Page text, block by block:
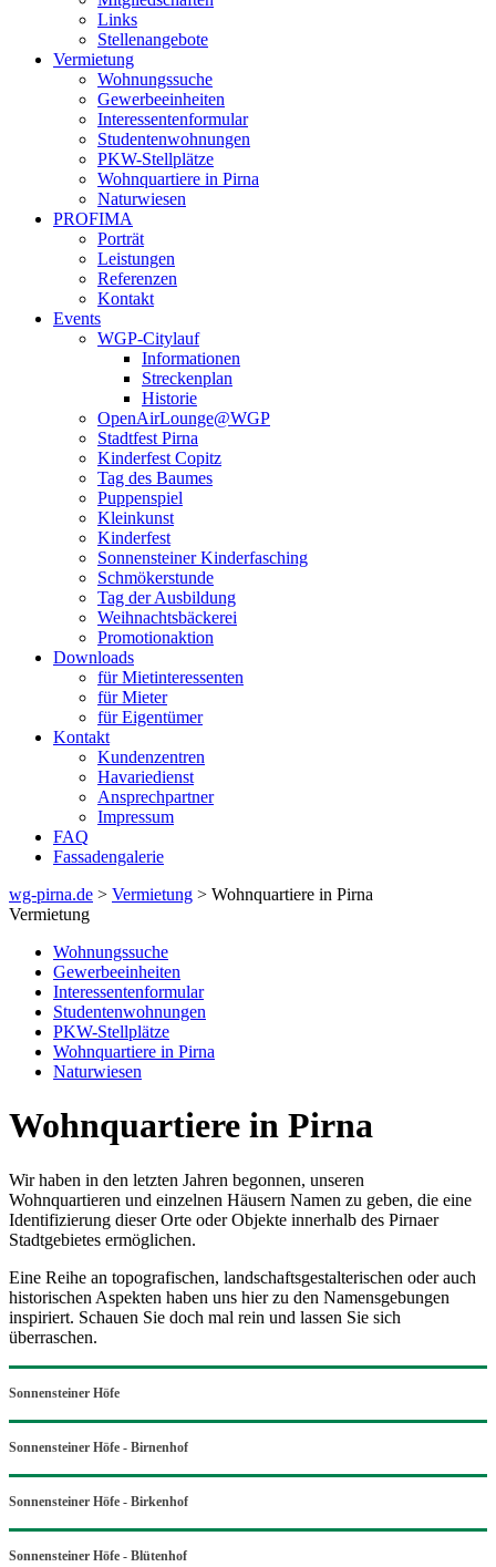
Links
Stellenangebote
Vermietung
Wohnungssuche
Gewerbeeinheiten
Interessentenformular
Studentenwohnungen
PKW-Stellplätze
Wohnquartiere in Pirna
Naturwiesen
PROFIMA
Porträt
Leistungen
Referenzen
Kontakt
Events
WGP-Citylauf
Informationen
Streckenplan
Historie
OpenAirLounge@WGP
Stadtfest Pirna
Kinderfest Copitz
Tag des Baumes
Puppenspiel
Kleinkunst
Kinderfest
Sonnensteiner Kinderfasching
Schmökerstunde
Tag der Ausbildung
Weihnachtsbäckerei
Promotionaktion
Downloads
für Mietinteressenten
für Mieter
für Eigentümer
Kontakt
Kundenzentren
Havariedienst
Ansprechpartner
Impressum
FAQ
Fassadengalerie
wg-pirna.de > Vermietung > Wohnquartiere in Pirna
Vermietung
Wohnungssuche
Gewerbeeinheiten
Interessentenformular
Studentenwohnungen
PKW-Stellplätze
Wohnquartiere in Pirna
Naturwiesen
Wohnquartiere in Pirna
Wir haben in den letzten Jahren begonnen, unseren
Wohnquartieren und einzelnen Häusern Namen zu geben, die eine
Identifizierung dieser Orte oder Objekte innerhalb des Pirnaer
Stadtgebietes ermöglichen.
Eine Reihe an topografischen, landschaftsgestalterischen oder auch
historischen Aspekten haben uns hier zu den Namensgebungen
inspiriert. Schauen Sie doch mal rein und lassen Sie sich
überraschen.
Sonnensteiner Höfe
Sonnensteiner Höfe - Birnenhof
Sonnensteiner Höfe - Birkenhof
Sonnensteiner Höfe - Blütenhof